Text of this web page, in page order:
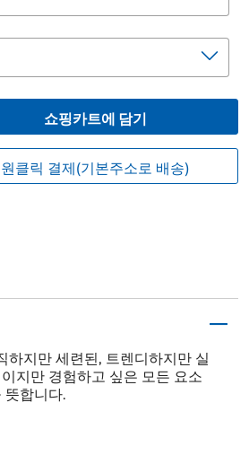
쇼핑카트에 담기
원클릭 결제(기본주소로 배송)
하지만 세련된, 트렌디하지만 실
지만 경험하고 싶은 모든 요소
뜻합니다.